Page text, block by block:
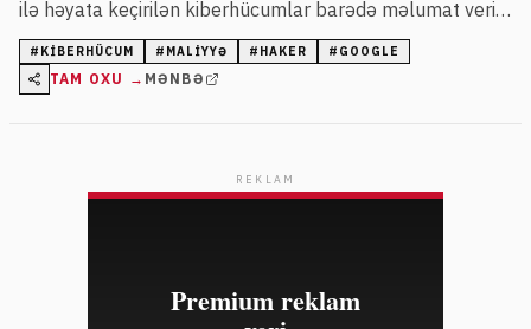
ilə həyata keçirilən kiberhücumlar barədə məlumat verib.
Hakerlər qurbanların şəxsi telefonlarına zəng edərək
onların giriş məlumatlarını ələ keçirməyə və pul tələb
etməyə çalışırlar.
# KIBERHÜCUM # MALIYYƏ # HAKER # GOOGLE
TAM OXU → MƏNBƏ
REKLAM